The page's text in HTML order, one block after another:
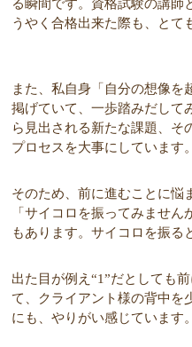
る瞬間です。資格試験の講師
うやく合格出来た際も、とて
また、私自身「自分の想像を
掲げていて、一歩踏みだして
ら見出される新たな課題、そ
プロセスを大事にしています。
そのため、前に進むことに悩
「サイコロを振ってみませ
もあります。サイコロを振る
出た目が例え“1”だとしても
て、クライアント様の背中を
にも、やりがい感じています。